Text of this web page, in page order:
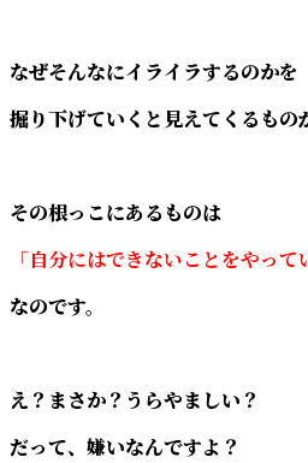
なぜそんなにイライラするのかを
掘り下げていくと見えてくるもの
その根っこにあるものは
「自分にはできないことをやって
なのです。
え？まさか？うらやましい？
だって、嫌いなんですよ？